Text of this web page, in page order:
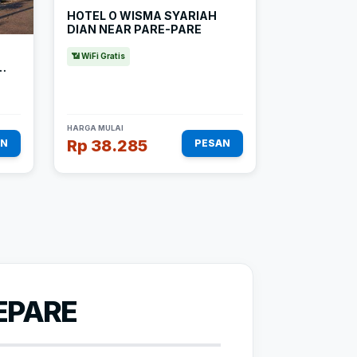
HOTEL O WISMA SYARIAH
DIAN NEAR PARE-PARE
📶 WiFi Gratis
HARGA MULAI
Rp 38.285 PESAN